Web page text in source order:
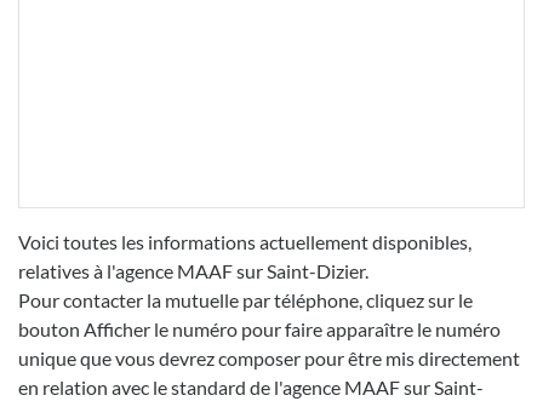
Voici toutes les informations actuellement disponibles,
relatives à l'agence MAAF sur Saint-Dizier.
Pour contacter la mutuelle par téléphone, cliquez sur le
bouton Afficher le numéro pour faire apparaître le numéro
unique que vous devrez composer pour être mis directement
en relation avec le standard de l'agence MAAF sur Saint-